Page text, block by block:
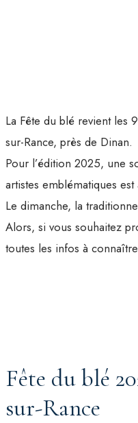
La Fête du blé revient les
sur-Rance, près de Dinan.
Pour l’édition 2025, une
artistes emblématiques
Le dimanche, la
Alors, si vous souhaitez
toutes les infos à
Fête du blé
sur-Rance